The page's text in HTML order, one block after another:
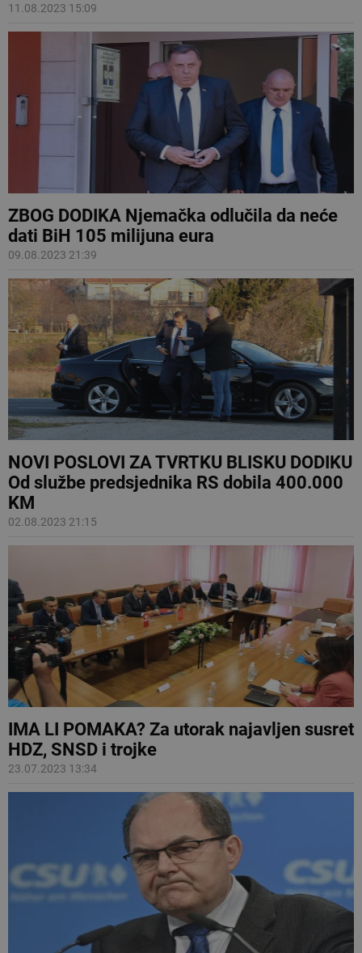
11.08.2023 15:09
ZBOG DODIKA Njemačka odlučila da neće
dati BiH 105 milijuna eura
09.08.2023 21:39
NOVI POSLOVI ZA TVRTKU BLISKU DODIKU
Od službe predsjednika RS dobila 400.000
KM
02.08.2023 21:15
IMA LI POMAKA? Za utorak najavljen susret
HDZ, SNSD i trojke
23.07.2023 13:34